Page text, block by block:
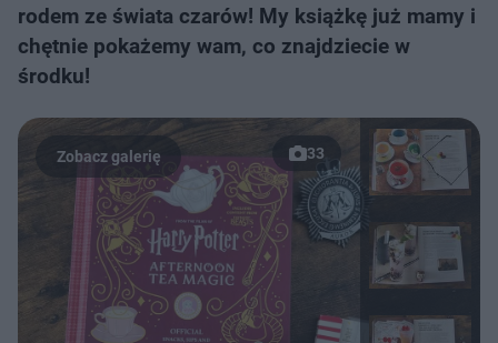
rodem ze świata czarów! My książkę już mamy i
chętnie pokażemy wam, co znajdziecie w
środku!
33